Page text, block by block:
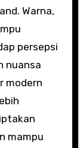
Warna,
persepsi
nuansa
modern
mampu